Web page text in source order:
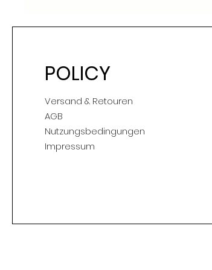
POLICY
Versand & Retouren
AGB
Nutzungsbedingungen
Impressum